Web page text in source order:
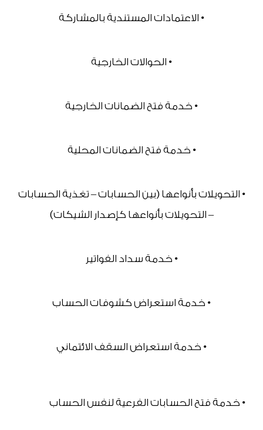
• الاعتمادات المستندية بالمشاركة
• الحوالات الخارجية
• خدمة فتح الضمانات الخارجية
• خدمة فتح الضمانات المحلية
– التحويلات بأنواعها كإصدار الشيكات)
• خدمة سداد الفواتير
• خدمة استعراض كشوفات الحساب
• خدمة استعراض السقف الائتماني
• خدمة فتح الحسابات الفرعية لنفس الحساب